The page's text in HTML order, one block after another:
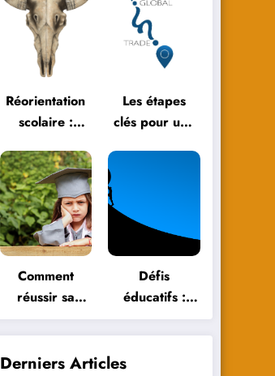
Réorientation
scolaire :
et parcours
inspirants
Les étapes
clés pour une
Comment
réussir sa
réorientation
scolaire :
conseils et
Défis
éducatifs :
Comment les
élèves
peuvent-ils y
Derniers Articles